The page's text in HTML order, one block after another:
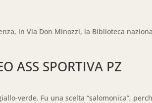
in Via Don Minozzi, la Biblioteca
ASS SPORTIVA PZ
verde. Fu una scelta “salomonica”,